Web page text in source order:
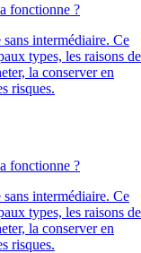
fonctionne ?
intermédiaire. Ce
types, les raisons de
la conserver en
risques.
fonctionne ?
intermédiaire. Ce
types, les raisons de
la conserver en
risques.